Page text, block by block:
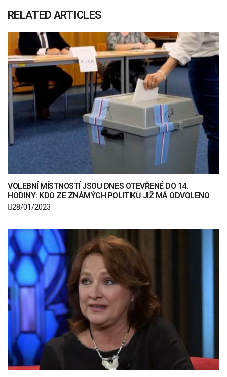
RELATED ARTICLES
VOLEBNÍ MÍSTNOSTÍ JSOU DNES OTEVŘENÉ DO 14.
HODINY: KDO ZE ZNÁMÝCH POLITIKŮ JIŽ MÁ ODVOLENO
28/01/2023